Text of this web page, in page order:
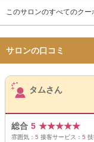
このサロンのすべてのクー
サロンの口コミ
サロン
タムさん
総合 5 ★★★★★
雰囲気： 5 接客サービス： 5 技